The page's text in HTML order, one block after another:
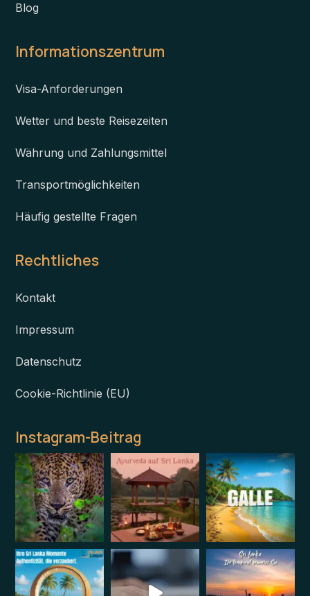
Blog
Informationszentrum
Visa-Anforderungen
Wetter und beste Reisezeiten
Währung und Zahlungsmittel
Transportmöglichkeiten
Häufig gestellte Fragen
Rechtliches
Kontakt
Impressum
Datenschutz
Cookie-Richtlinie (EU)
Instagram-Beitrag